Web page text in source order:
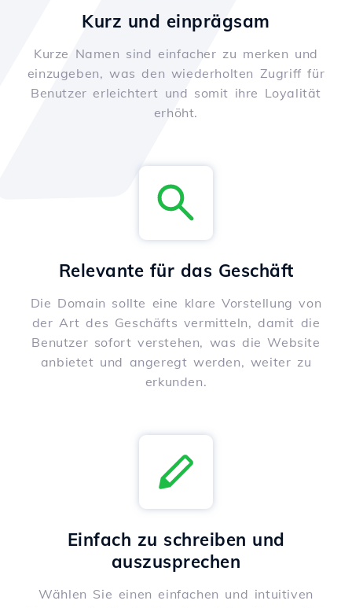
Kurz und einprägsam
Kurze Namen sind einfacher zu merken und
einzugeben, was den wiederholten Zugriff für
Benutzer erleichtert und somit ihre Loyalität
erhöht.
Relevante für das Geschäft
Die Domain sollte eine klare Vorstellung von
der Art des Geschäfts vermitteln, damit die
Benutzer sofort verstehen, was die Website
anbietet und angeregt werden, weiter zu
erkunden.
Einfach zu schreiben und
auszusprechen
Wählen Sie einen einfachen und intuitiven